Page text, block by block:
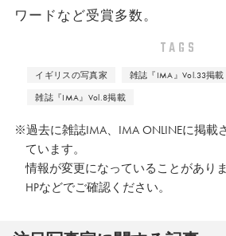
ワードなど受賞多数。
TAGS
イギリスの写真家
雑誌『IMA』Vol.33掲載
雑誌『IMA』Vol.8掲載
※過去に雑誌IMA、IMA ONLINEに掲載
ています。
情報が変更になっていることがあり
HPなどでご確認ください。